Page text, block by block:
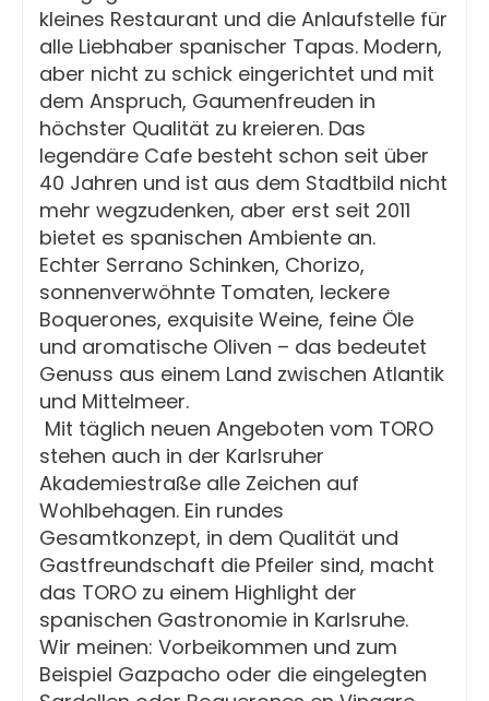
kleines Restaurant und die Anlaufstelle für
alle Liebhaber spanischer Tapas. Modern,
aber nicht zu schick eingerichtet und mit
dem Anspruch, Gaumenfreuden in
höchster Qualität zu kreieren. Das
legendäre Cafe besteht schon seit über
40 Jahren und ist aus dem Stadtbild nicht
mehr wegzudenken, aber erst seit 2011
bietet es spanischen Ambiente an.
Echter Serrano Schinken, Chorizo,
sonnenverwöhnte Tomaten, leckere
Boquerones, exquisite Weine, feine Öle
und aromatische Oliven – das bedeutet
Genuss aus einem Land zwischen Atlantik
und Mittelmeer.
Mit täglich neuen Angeboten vom TORO
stehen auch in der Karlsruher
Akademiestraße alle Zeichen auf
Wohlbehagen. Ein rundes
Gesamtkonzept, in dem Qualität und
Gastfreundschaft die Pfeiler sind, macht
das TORO zu einem Highlight der
spanischen Gastronomie in Karlsruhe.
Wir meinen: Vorbeikommen und zum
Beispiel Gazpacho oder die eingelegten